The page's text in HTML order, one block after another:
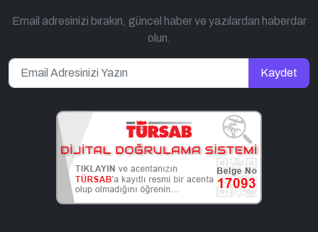
Email adresinizi bırakın, güncel haber ve yazılardan haberdar
olun.
Kaydet